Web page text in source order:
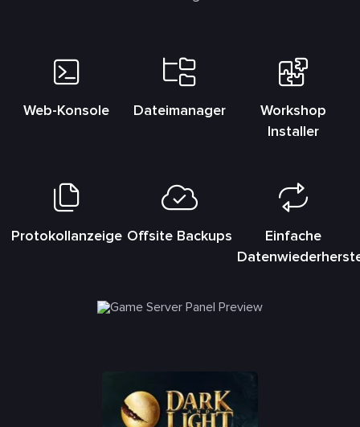
Web-Konsole Dateimanager
Workshop
Installer
Protokollanzeige Offsite Backups
Einfache